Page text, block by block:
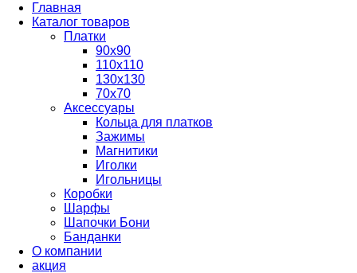
Главная
Каталог товаров
Платки
90x90
110x110
130x130
70х70
Аксессуары
Кольца для платков
Зажимы
Магнитики
Иголки
Игольницы
Коробки
Шарфы
Шапочки Бони
Банданки
О компании
акция